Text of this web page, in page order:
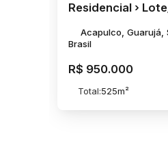
R$ 950.000
Acapulco, Guarujá,
Brasil
Total:525m²